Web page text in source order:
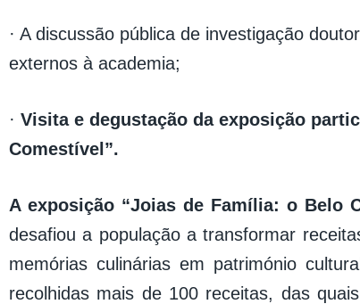
· A discussão pública de investigação
externos à academia;
· Visita e degustação da exposição
Comestível”.
A exposição “Joias de Família: o Belo
desafiou a população a transformar
memórias culinárias em património
recolhidas mais de 100 receitas, das